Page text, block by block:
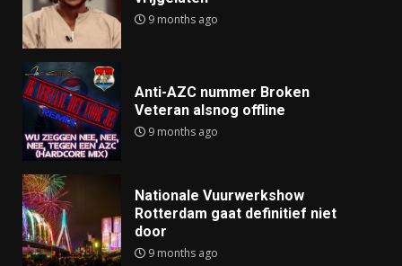
9 months ago
Anti-AZC nummer Broken
Veteran alsnog offline
9 months ago
Nationale Vuurwerkshow
Rotterdam gaat definitief niet
door
9 months ago